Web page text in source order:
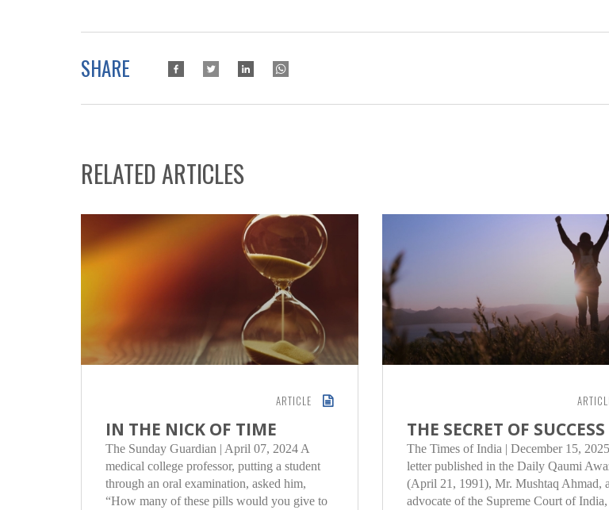
SHARE
RELATED ARTICLES
ARTICLE
IN THE NICK OF TIME
The Sunday Guardian | April 07, 2024 A
medical college professor, putting a student
through an oral examination, asked him,
“How many of these pills would you give to
THE SECRET OF SUCCESS
The Times of India | December 15,
letter published in the Daily Qaumi
(April 21, 1991), Mr. Mushtaq Ahmad,
advocate of the Supreme Court of India,